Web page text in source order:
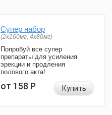
Супер набор
(2х160мг, 4х80мг)
Попробуй все супер
препараты для усиления
эрекции и продления
полового акта!
от 158Р Купить